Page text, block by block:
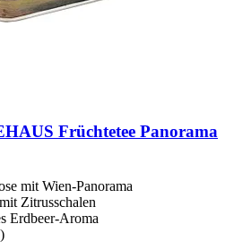
Früchtetee Panorama
mit Wien-Panorama
Zitrusschalen
Erdbeer-Aroma